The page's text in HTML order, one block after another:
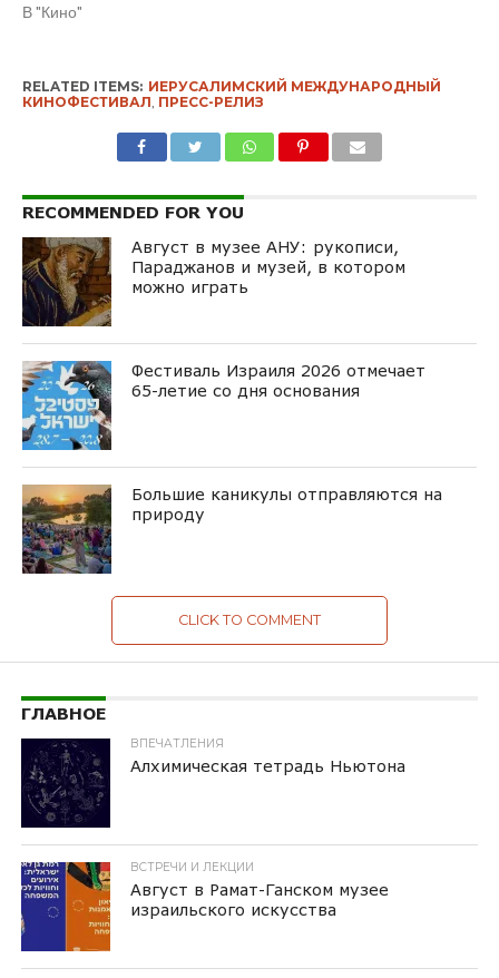
В "Кино"
RELATED ITEMS: ИЕРУСАЛИМСКИЙ МЕЖДУНАРОДНЫЙ
КИНОФЕСТИВАЛ, ПРЕСС-РЕЛИЗ
RECOMMENDED FOR YOU
Август в музее АНУ: рукописи,
Параджанов и музей, в котором
можно играть
Фестиваль Израиля 2026 отмечает
65-летие со дня основания
Большие каникулы отправляются на
природу
CLICK TO COMMENT
ГЛАВНОЕ
ВПЕЧАТЛЕНИЯ
Алхимическая тетрадь Ньютона
ВСТРЕЧИ И ЛЕКЦИИ
Август в Рамат-Ганском музее
израильского искусства